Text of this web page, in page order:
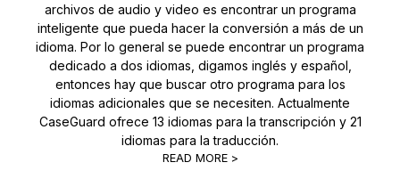
archivos de audio y video es encontrar un programa
inteligente que pueda hacer la conversión a más de un
idioma. Por lo general se puede encontrar un programa
dedicado a dos idiomas, digamos inglés y español,
entonces hay que buscar otro programa para los
idiomas adicionales que se necesiten. Actualmente
CaseGuard ofrece 13 idiomas para la transcripción y 21
idiomas para la traducción.
READ MORE >